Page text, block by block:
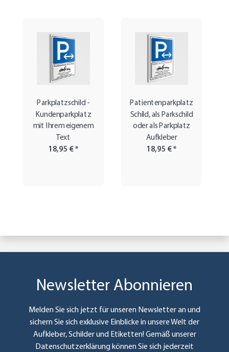
Parkplatzschild -
Kundenparkplatz
mit Ihrem eigenem
Text
18,95 €*
Patientenparkplatz
Schild, als Parkschild
oder als Parkplatz
Aufkleber
18,95 €*
Newsletter Abonnieren
Melden Sie sich jetzt für unseren Newsletter an und
sichern Sie sich exklusive Einblicke in unsere Welt der
Aufkleber, Schilder und Etiketten! Gemäß unserer
Datenschutzerklärungkönnen Sie sich jederzeit